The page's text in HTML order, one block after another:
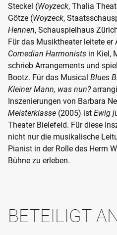
Steckel (Woyzeck, Thalia
Götze (Woyzeck,
Hennen, Schauspielhaus
Für das Musiktheater leitete
Comedian Harmonists in Kiel,
schrieb Arrangements und
Bootz. Für das Musical Blues
Kleiner Mann, was nun?
Inszenierungen von Barbara
Meisterklasse (2005) ist Ewig
Theater Bielefeld. Für diese
nicht nur die musikalische
Pianist in der Rolle des Herrn
Bühne zu erleben.
BETEILIGT